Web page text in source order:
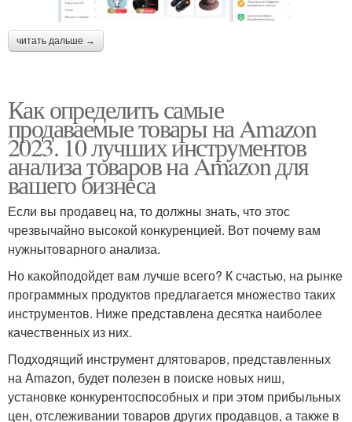
читать дальше →
Как определить самые
продаваемые товары на Amazon
2023. 10 лучших инструментов
анализа товаров на Amazon для
вашего бизнеса
Если вы продавец на, то должны знать, что этос
чрезвычайно высокой конкуренцией. Вот почему вам
нужнытоварного анализа.
Но какойподойдет вам лучше всего? К счастью, на рынке
программных продуктов предлагается множество таких
инструментов. Ниже представлена десятка наиболее
качественных из них.
Подходящий инструмент длятоваров, представленных
на Amazon, будет полезен в поиске новых ниш,
установке конкурентоспособных и при этом прибыльных
цен, отслеживании товаров других продавцов, а также в